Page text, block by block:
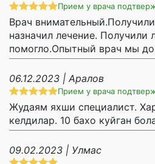
Прием у врача
Врач
назначил лечение. Получили
помогло.Опытный врач мы
06.12.2023 | Аралов
Прием у врача
Жудаям яхши специалист.
келдилар. 10 бахо куйган
09.02.2023 | Улмас